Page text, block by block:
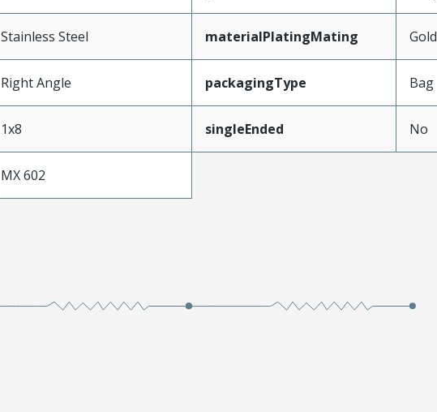
Stainless Steel materialPlatingMating Gold
Right Angle packagingType Bag
1x8 singleEnded No
MX 602